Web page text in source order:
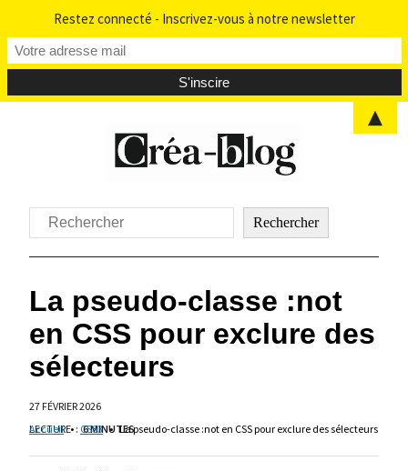
Rechercher Rechercher
La pseudo-classe :not
en CSS pour exclure des
sélecteurs
27 FÉVRIER 2026
LECTURE : 6 MINUTES
Accueil • CSS3 • La pseudo-classe :not en CSS pour exclure des sélecteurs
Restez connecté - Inscrivez-vous à notre newsletter
▲